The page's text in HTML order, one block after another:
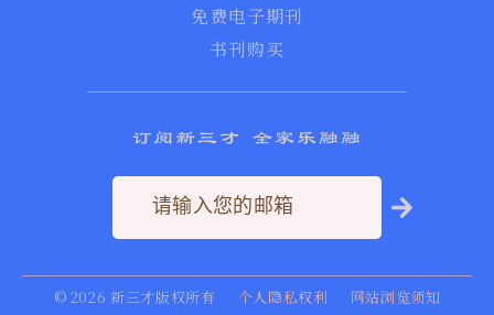
免费电子期刊
书刊购买
订阅新三才 全家乐融融
© 2026 新三才版权所有 个人隐私权利 网站浏览须知